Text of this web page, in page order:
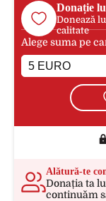
Donație
Donează
calitate
Alege suma pe
Alătură-te
Donația ta
continuăm